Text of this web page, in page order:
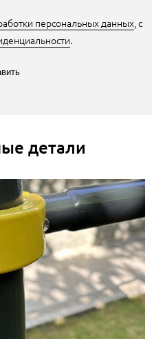
персональных данных, с
.
детали